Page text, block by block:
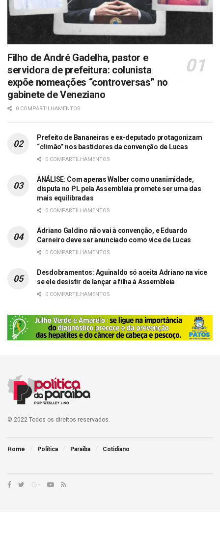
Filho de André Gadelha, pastor e
servidora de prefeitura: colunista
expõe nomeações “controversas” no
gabinete de Veneziano
0 COMPARTILHAMENTOS
Prefeito de Bananeiras e ex-deputado protagonizam
“climão” nos bastidores da convenção de Lucas
0 COMPARTILHAMENTOS
ANÁLISE: Com apenas Walber como unanimidade,
disputa no PL pela Assembleia promete ser uma das
mais equilibradas
0 COMPARTILHAMENTOS
Adriano Galdino não vai à convenção, e Eduardo
Carneiro deve ser anunciado como vice de Lucas
0 COMPARTILHAMENTOS
Desdobramentos: Aguinaldo só aceita Adriano na vice
se ele desistir de lançar a filha à Assembleia
0 COMPARTILHAMENTOS
© 2022 Todos os direitos reservados.
Home Política Paraíba Cotidiano